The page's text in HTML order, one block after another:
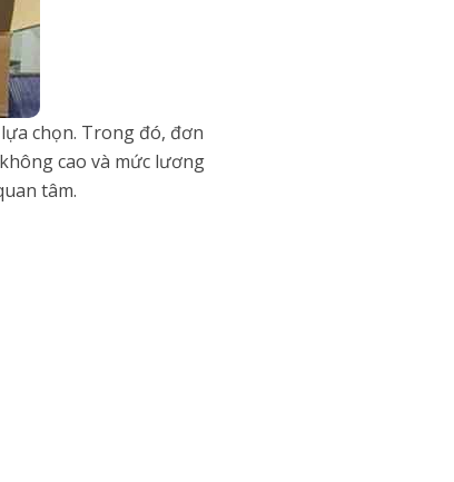
chọn. Trong đó, đơn
cao và mức lương
tâm.